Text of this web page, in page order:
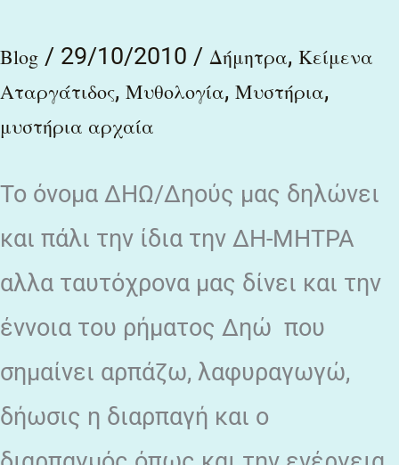
Blog / 29/10/2010 / Δήμητρα, Κείμενα
Αταργάτιδος, Μυθολογία, Μυστήρια,
μυστήρια αρχαία
Το όνομα ΔΗΩ/Δηούς μας δηλώνει
και πάλι την ίδια την ΔΗ-ΜΗΤΡΑ
αλλα ταυτόχρονα μας δίνει και την
έννοια του ρήματος Δηώ που
σημαίνει αρπάζω, λαφυραγωγώ,
δήωσις η διαρπαγή και ο